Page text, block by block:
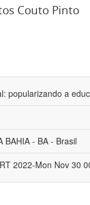
Couto Pinto
popularizando a
BAHIA - BA - Brasil
2022-Mon Nov 30